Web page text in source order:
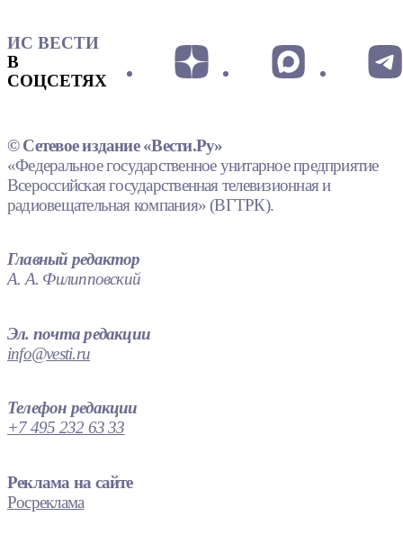
ИС ВЕСТИ
В
СОЦСЕТЯХ
© Сетевое издание «Вести.Ру»
«Федеральное государственное унитарное предприятие
Всероссийская государственная телевизионная и
радиовещательная компания» (ВГТРК).
Главный редактор
А. А. Филипповский
Эл. почта редакции
info@vesti.ru
Телефон редакции
+7 495 232 63 33
Реклама на сайте
Росреклама